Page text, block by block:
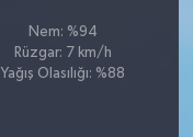
Nem: %94
Rüzgar: 7 km/h
Yağış Olasılığı: %88